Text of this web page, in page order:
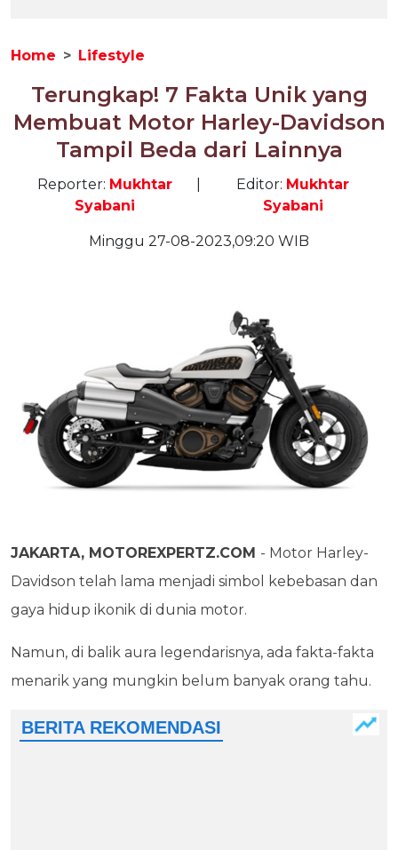
Home Lifestyle
Terungkap! 7 Fakta Unik yang
Membuat Motor Harley-Davidson
Tampil Beda dari Lainnya
Reporter: Mukhtar
Syabani
Editor: Mukhtar
Syabani
Minggu 27-08-2023,09:20 WIB
JAKARTA, MOTOREXPERTZ.COM - Motor Harley-
Davidson telah lama menjadi simbol kebebasan dan
gaya hidup ikonik di dunia motor.
Namun, di balik aura legendarisnya, ada fakta-fakta
menarik yang mungkin belum banyak orang tahu.